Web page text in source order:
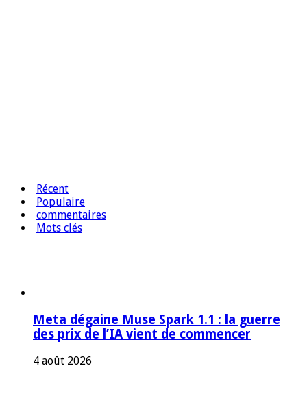
Récent
Populaire
commentaires
Mots clés
Meta dégaine Muse Spark 1.1 : la guerre
des prix de l’IA vient de commencer
4 août 2026